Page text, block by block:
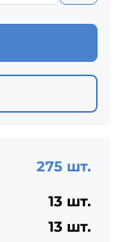
275 шт.
13 шт.
13 шт.